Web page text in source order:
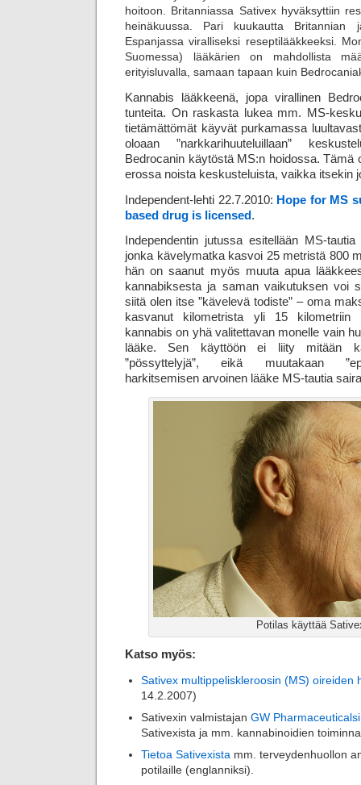
hoitoon. Britanniassa Sativex hyväksyttiin
heinäkuussa. Pari kuukautta Britannian
Espanjassa viralliseksi reseptilääkkeeksi.
Suomessa) lääkärien on mahdollista
erityisluvalla, samaan tapaan kuin
Kannabis lääkkeenä, jopa virallinen
tunteita. On raskasta lukea mm. MS-
tietämättömät käyvät purkamassa
oloaan ”narkkarihuuteluillaan”
Bedrocanin käytöstä MS:n hoidossa. Tämä
erossa noista keskusteluista, vaikka itsekin
Independent-lehti 22.7.2010: Hope for MS
based drug is licensed.
Independentin jutussa esitellään MS-
jonka kävelymatka kasvoi 25 metristä 800
hän on saanut myös muuta apua
kannabiksesta ja saman vaikutuksen voi
siitä olen itse ”kävelevä todiste” – oma
kasvanut kilometrista yli 15 kilometriin
kannabis on yhä valitettavan monelle vain
lääke. Sen käyttöön ei liity mitään
”pössyttelyjä”, eikä muutakaan
harkitsemisen arvoinen lääke MS-tautia
Potilas käyttää
Katso myös:
Sativex multippeliskleroosin (MS) oireiden
14.2.2007)
Sativexin valmistajan GW
Sativexista ja mm. kannabinoidien
Tietoa Sativexista mm. terveydenhuollon
potilaille (englanniksi).